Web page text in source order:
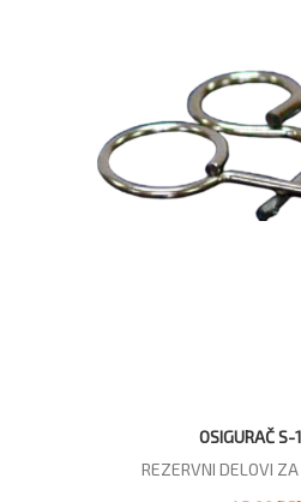
OSIGURAČ S-
REZERVNI DELOVI